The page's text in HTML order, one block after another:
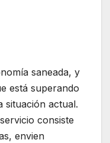
saneada, y
está superando
situación actual.
consiste
envien